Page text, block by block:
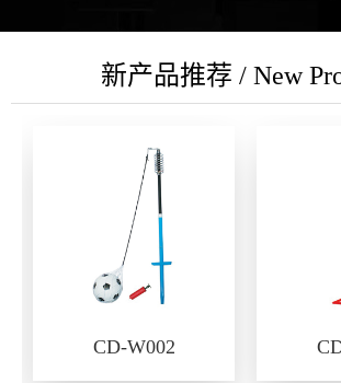
新产品推荐 / New
CD-W002